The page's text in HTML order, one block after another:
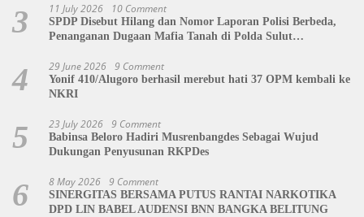
3 11 July 2026 10 Comment
SPDP Disebut Hilang dan Nomor Laporan Polisi Berbeda,
Penanganan Dugaan Mafia Tanah di Polda Sulut
4 29 June 2026 9 Comment
Yonif 410/Alugoro berhasil merebut hati 37 OPM kembali ke
NKRI
5 23 July 2026 9 Comment
Babinsa Beloro Hadiri Musrenbangdes Sebagai Wujud
Dukungan Penyusunan RKPDes
6 8 May 2026 9 Comment
SINERGITAS BERSAMA PUTUS RANTAI NARKOTIKA
DPD LIN BABEL AUDENSI BNN BANGKA BELITUNG